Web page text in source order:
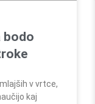
bodo
v vrtce,
kaj